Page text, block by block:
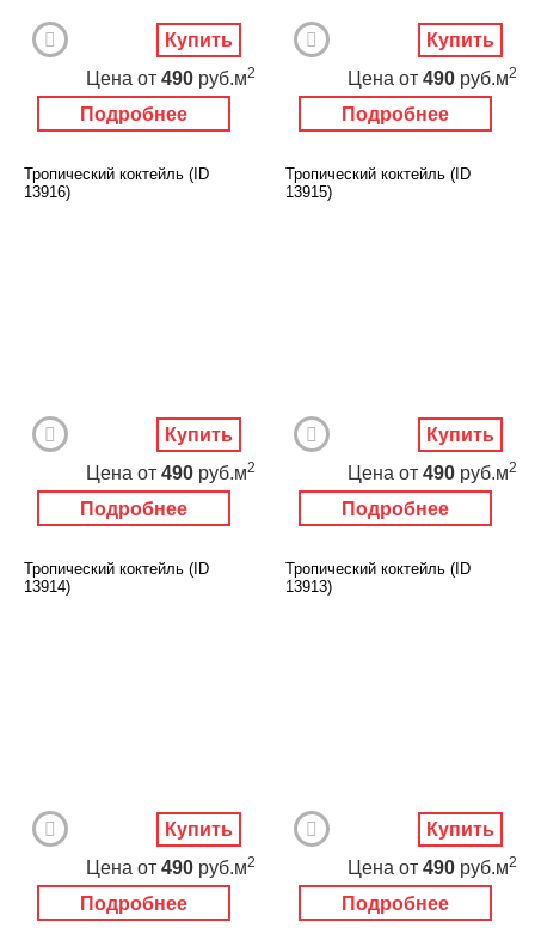
Подробнее
Цена от 490 руб.м2
Купить
Подробнее
Цена от 490 руб.м2
Купить
Тропический коктейль (ID
13916)
Подробнее
Цена от 490 руб.м2
Купить
Тропический коктейль (ID
13915)
Подробнее
Цена от 490 руб.м2
Купить
Тропический коктейль (ID
13914)
Подробнее
Цена от 490 руб.м2
Купить
Тропический коктейль (ID
13913)
Подробнее
Цена от 490 руб.м2
Купить